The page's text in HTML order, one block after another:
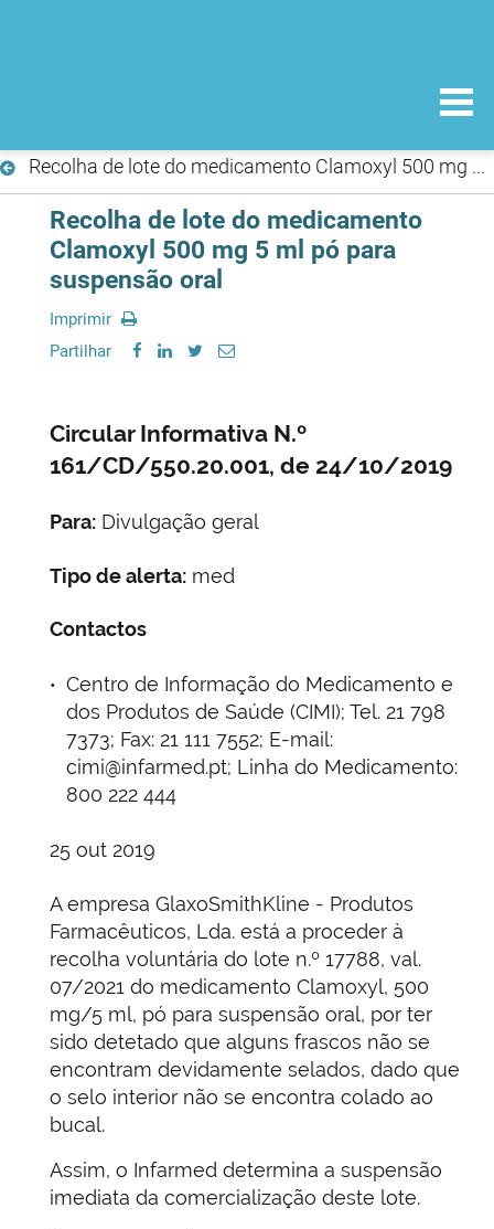
Recolha de lote do medicamento Clamoxyl 500 mg 5 ml pó para suspensão oral
Recolha de lote do medicamento
Clamoxyl 500 mg 5 ml pó para
suspensão oral
Imprimir
Partilhar
Circular Informativa N.º
161/CD/550.20.001, de 24/10/2019
Para: Divulgação geral
Tipo de alerta: med
Contactos
Centro de Informação do Medicamento e
dos Produtos de Saúde (CIMI); Tel. 21 798
7373; Fax: 21 111 7552; E-mail:
cimi@infarmed.pt; Linha do Medicamento:
800 222 444
25 out 2019
A empresa GlaxoSmithKline - Produtos
Farmacêuticos, Lda. está a proceder à
recolha voluntária do lote n.º 17788, val.
07/2021 do medicamento Clamoxyl, 500
mg/5 ml, pó para suspensão oral, por ter
sido detetado que alguns frascos não se
encontram devidamente selados, dado que
o selo interior não se encontra colado ao
bucal.
Assim, o Infarmed determina a suspensão
imediata da comercialização deste lote.